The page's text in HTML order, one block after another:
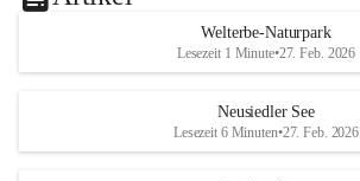
s
d
S
unzulässige Weingärten zu roden! Bitte
helfen wir zusammen um unsere Winzer
vor den prognostizierten Ernteausfällen
und den daraus folgenden wirtschaftlichen
e
d
r
S
Welterbe-Naturpark
Lesezeit 1 Minute•27. Feb. 2026
Neusiedler See
Lesezeit 6 Minuten•27. Feb. 2026